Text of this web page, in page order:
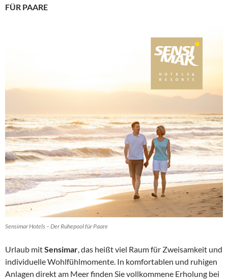
FÜR PAARE
Sensimar Hotels – Der Ruhepool für Paare
Urlaub mitSensimar, das heißt viel Raum für Zweisamkeit und
individuelle Wohlfühlmomente. In komfortablen und ruhigen
Anlagen direkt am Meer finden Sie vollkommene Erholung bei